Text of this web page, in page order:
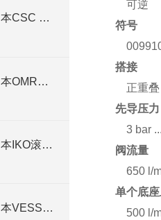
【电商】MRO供应链日本CSC 手电筒CSPV-A
【电商】MRO供应链日本OMRON欧姆龙 计数器 H7EC-N
【电商】MRO供应链日本IKO滚子导轨单元 MAGT4C1R25
【电商】MRO供应链日本VESSEL气动螺丝刀 GT-P6.5D
可逆
符号
搭接
正重叠
先导压力
3 bar
阀流量
650 l/
单个底
500 l/